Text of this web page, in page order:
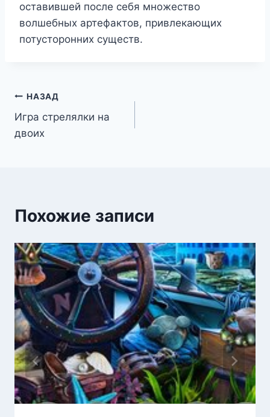
оставившей после себя множество
волшебных артефактов, привлекающих
потусторонних существ.
Навигация
по
НАЗАД
Игра стрелялки на
двоих
Похожие записи